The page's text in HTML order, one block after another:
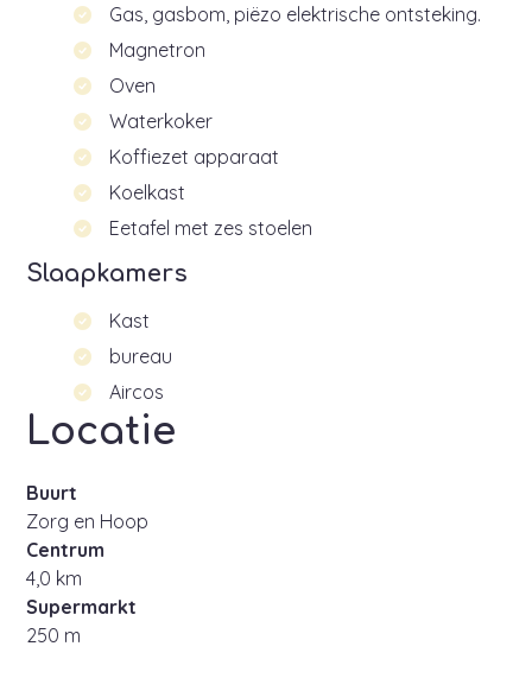
Gas, gasbom, piëzo elektrische ontsteking.
Magnetron
Oven
Waterkoker
Koffiezet apparaat
Koelkast
Eetafel met zes stoelen
Slaapkamers
Kast
bureau
Aircos
Locatie
Buurt
Zorg en Hoop
Centrum
4,0 km
Supermarkt
250 m